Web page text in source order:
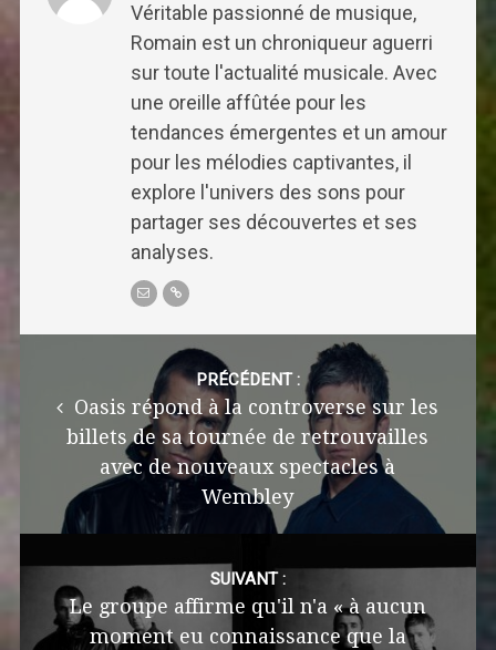
Véritable passionné de musique,
Romain est un chroniqueur aguerri
sur toute l'actualité musicale. Avec
une oreille affûtée pour les
tendances émergentes et un amour
pour les mélodies captivantes, il
explore l'univers des sons pour
partager ses découvertes et ses
analyses.
PRÉCÉDENT :
Oasis répond à la controverse sur les
billets de sa tournée de retrouvailles
avec de nouveaux spectacles à
Wembley
SUIVANT :
Le groupe affirme qu'il n'a « à aucun
moment eu connaissance que la